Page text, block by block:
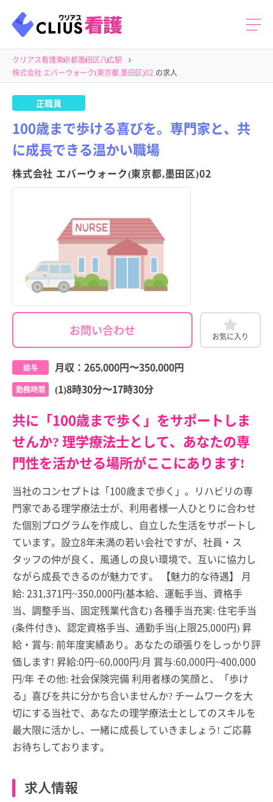
クリアス看護東京都墨田区八広駅
株式会社 エバーウォーク(東京都,墨田区)02 の求人
正職員
100歳まで歩ける喜びを。専門家と、共
に成長できる温かい職場
株式会社 エバーウォーク(東京都,墨田区)02
お問い合わせ お気に入り
給与 月収： 265,000円〜350,000円
勤務時間 (1)8時30分〜17時30分
共に「100歳まで歩く」をサポートしま
せんか? 理学療法士として、あなたの専
門性を活かせる場所がここにあります!
当社のコンセプトは「100歳まで歩く」。リハビリの専
門家である理学療法士が、利用者様一人ひとりに合わせ
た個別プログラムを作成し、自立した生活をサポートし
ています。設立8年未満の若い会社ですが、社員・ス
タッフの仲が良く、風通しの良い環境で、互いに協力し
ながら成長できるのが魅力です。 【魅力的な待遇】 月
給: 231,371円~350,000円(基本給、運転手当、資格手
当、調整手当、固定残業代含む) 各種手当充実: 住宅手当
(条件付き)、認定資格手当、通勤手当(上限25,000円) 昇
給・賞与: 前年度実績あり。あなたの頑張りをしっかり評
価します! 昇給:0円~60,000円/月 賞与:60,000円~400,000
円/年 その他: 社会保険完備 利用者様の笑顔と、「歩け
る」喜びを共に分かち合いませんか? チームワークを大
切にする当社で、あなたの理学療法士としてのスキルを
最大限に活かし、一緒に成長していきましょう! ご応募
お待ちしております。
求人情報